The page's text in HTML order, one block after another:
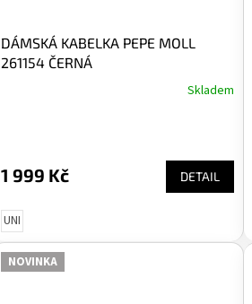
DÁMSKÁ KABELKA PEPE MOLL
261154 ČERNÁ
Skladem
1 999 Kč DETAIL
UNI
NOVINKA